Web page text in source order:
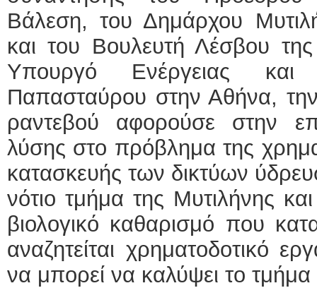
Βάλεση, του Δημάρχου
και του Βουλευτή Λέσβου
Υπουργό Ενέργειας και
Παπασταύρου στην Αθήνα,
ραντεβού αφορούσε στην
λύσης στο πρόβλημα της
κατασκευής των δικτύων
νότιο τμήμα της Μυτιλήνης
βιολογικό καθαρισμό που
αναζητείται χρηματοδοτικό
να μπορεί να καλύψει το